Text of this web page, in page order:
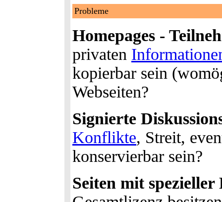
Probleme
Homepages -
privaten
kopierbar sein
Webseiten?
Signierte
Konflikte, Streit,
konservierbar sein?
Seiten mit spezieller